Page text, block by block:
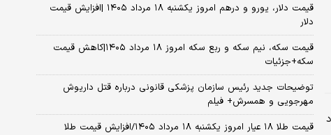
قیمت دلار، یورو و درهم امروز یکشنبه ۱۸ مرداد ۱۴۰۵ |افزایش قیمت
دلار
قیمت سکه، نیم سکه و ربع سکه امروز ۱۸ مرداد ۱۴۰۵|کاهش قیمت
سکه+جزئیات
توضیحات جدید رئیس سازمان پزشکی قانونی درباره قتل داریوش
مهرجویی و همسرش+ فیلم
قیمت طلا ۱۸ عیار امروز یکشنبه ۱۸ مرداد ۱۴۰۵/افزایش قیمت طلا